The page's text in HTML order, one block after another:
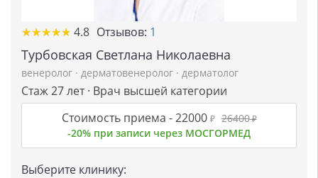
★★★★★
★★★★★ 4.8 Отзывов: 1
Турбовская Светлана Николаевна
венеролог · дерматовенеролог · дерматолог
Стаж 27 лет · Врач высшей категории
Стоимость приема -22000 ₽ 26400₽
-20% при записи через МОСГОРМЕД
Выберите клинику: